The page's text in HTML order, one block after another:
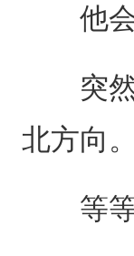
他会
突然
北方向。
等等